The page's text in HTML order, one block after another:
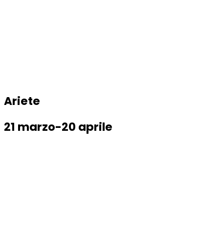
Ariete
21 marzo-20 aprile